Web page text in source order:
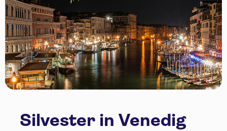
Silvester in Venedig